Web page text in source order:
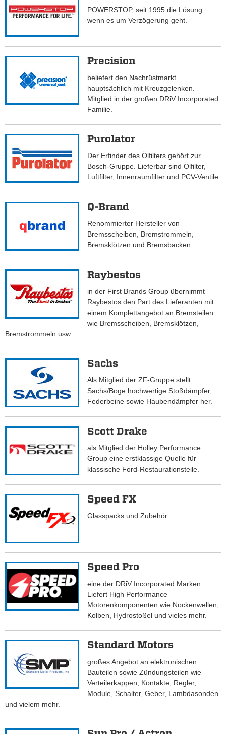
POWERSTOP, seit 1995 die Lösung
wenn es um Verzögerung geht.
Precision
beliefert den Nachrüstmarkt
hauptsächlich mit Kreuzgelenken.
Mitglied in der großen DRiV Incorporated
Familie.
Purolator
Der Erfinder des Ölfilters gehört zur
Bosch-Gruppe. Lieferbar sind Ölfilter,
Luftfilter, Innenraumfilter und PCV-Ventile.
Q-Brand
Renommierter Hersteller von
Bremsscheiben, Bremstrommeln,
Bremsklötzen und Bremsbacken.
Raybestos
in der First Brands Group übernimmt
Raybestos den Part des Lieferanten mit
einem Komplettangebot an Bremsteilen
wie Bremsscheiben, Bremsklötzen,
Bremstrommeln usw.
Sachs
Als Mitglied der ZF-Gruppe stellt
Sachs/Boge hochwertige Stoßdämpfer,
Federbeine sowie Haubendämpfer her.
Scott Drake
als Mitglied der Holley Performance
Group eine erstklassige Quelle für
klassische Ford-Restaurationsteile.
Speed FX
Glasspacks und Zubehör...
Speed Pro
eine der DRiV Incorporated Marken.
Liefert High Performance
Motorenkomponenten wie Nockenwellen,
Kolben, Hydrostoßel und vieles mehr.
Standard Motors
großes Angebot an elektronischen
Bauteilen sowie Zündungsteilen wie
Verteilerkappen, Kontakte, Regler,
Module, Schalter, Geber, Lambdasonden
und vielem mehr.